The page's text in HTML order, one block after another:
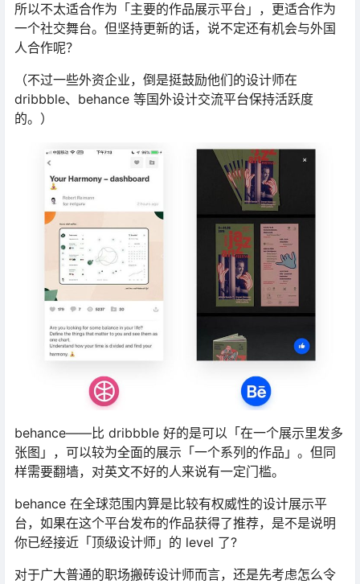
所以不太适合作为「主要的作品展示平台」，更适合作为
一个社交舞台。但坚持更新的话，说不定还有机会与外国
人合作呢？
（不过一些外资企业，倒是挺鼓励他们的设计师在
dribbble、behance 等国外设计交流平台保持活跃度
的。）
behance——比 dribbble 好的是可以「在一个展示里发多
张图」，可以较为全面的展示「一个系列的作品」。但同
样需要翻墙，对英文不好的人来说有一定门槛。
behance 在全球范围内算是比较有权威性的设计展示平
台，如果在这个平台发布的作品获得了推荐，是不是说明
你已经接近「顶级设计师」的 level 了?
对于广大普通的职场搬砖设计师而言，还是先考虑怎么令